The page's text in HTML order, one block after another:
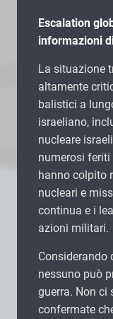
Escalation
informazioni
La situazione
altamente
balistici a
israeliano,
nucleare
numerosi feriti
hanno colpito
nucleari e
continua e i
azioni militari.
Considerando
nessuno può
guerra. Non
confermate